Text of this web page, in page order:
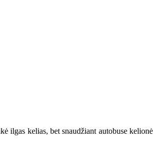
ilgas kelias, bet snaudžiant autobuse kelionė